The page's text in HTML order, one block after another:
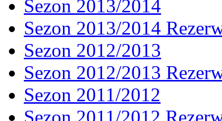
Sezon 2013/2014
Sezon 2013/2014
Sezon 2012/2013
Sezon 2012/2013
Sezon 2011/2012